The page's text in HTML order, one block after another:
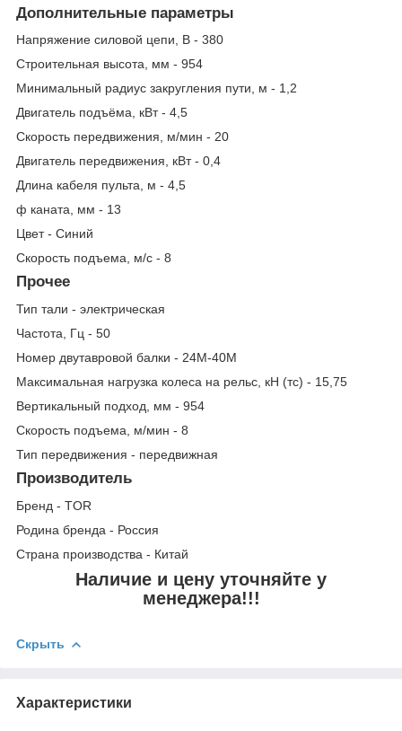
Дополнительные параметры
Напряжение силовой цепи, В - 380
Строительная высота, мм - 954
Минимальный радиус закругления пути, м - 1,2
Двигатель подъёма, кВт - 4,5
Скорость передвижения, м/мин - 20
Двигатель передвижения, кВт - 0,4
Длина кабеля пульта, м - 4,5
ф каната, мм - 13
Цвет - Синий
Скорость подъема, м/с - 8
Прочее
Тип тали - электрическая
Частота, Гц - 50
Номер двутавровой балки - 24М-40М
Максимальная нагрузка колеса на рельс, кН (тс) - 15,75
Вертикальный подход, мм - 954
Скорость подъема, м/мин - 8
Тип передвижения - передвижная
Производитель
Бренд - TOR
Родина бренда - Россия
Страна производства - Китай
Наличие и цену уточняйте у
менеджера!!!
Скрыть
Характеристики